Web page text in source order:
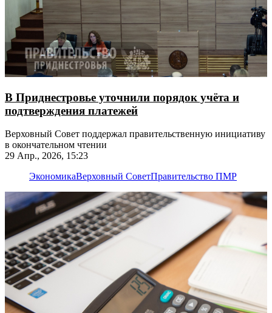
В Приднестровье уточнили порядок учёта и
подтверждения платежей
Верховный Совет поддержал правительственную инициативу
в окончательном чтении
29 Апр., 2026, 15:23
ЭкономикаВерховный СоветПравительство ПМР